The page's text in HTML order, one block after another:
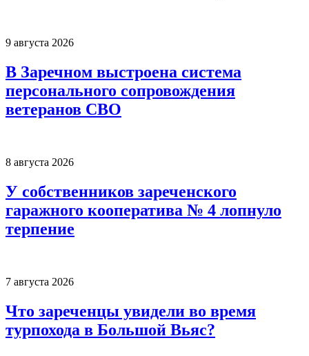
9 августа 2026
В Заречном выстроена система
персонального сопровождения
ветеранов СВО
8 августа 2026
У собственников зареченского
гаражного кооператива № 4 лопнуло
терпение
7 августа 2026
Что зареченцы увидели во время
турпохода в Большой Вьяс?